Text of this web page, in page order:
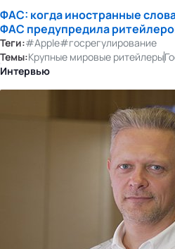
ФАС: когда иностранные
ФАС предупредила
Теги:#Apple#госрегулирование
Темы:Крупные мировые ритейлеры
Интервью